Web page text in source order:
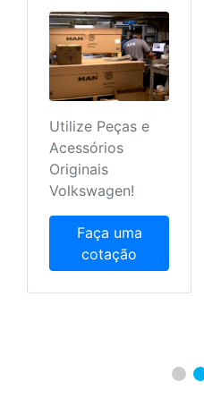
Peças Economy
sob medida para
seu caminhão,
sob medida para
seu bolso com
garantia
Nacional.
Conheça